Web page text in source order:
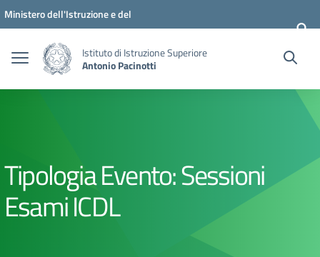
Vai ai contenuti
Vai al menu di navigazione
Vai al footer
Ministero dell'Istruzione e del
Istituto di Istruzione Superiore
Antonio Pacinotti
Tipologia Evento:Sessioni
Esami ICDL